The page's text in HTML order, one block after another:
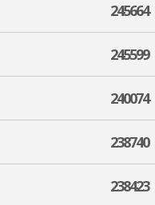
245664
245599
240074
238740
238423